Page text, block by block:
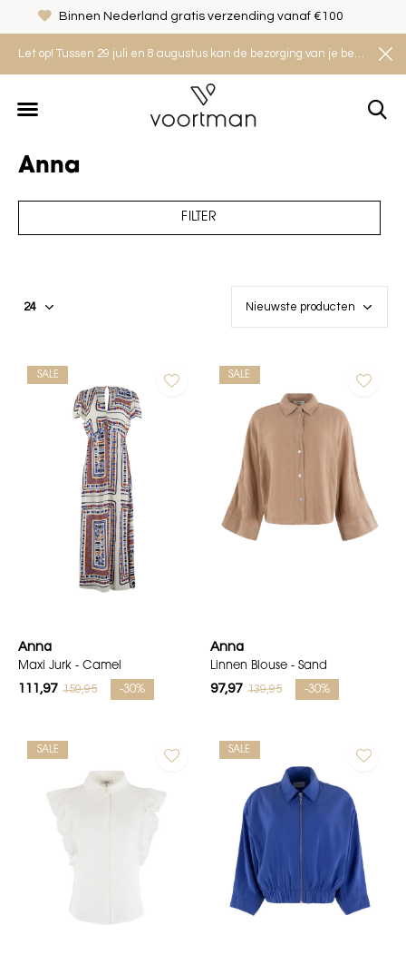
Let op! Tussen 29 juli en 8 augustus kan de bezorging van je bestelling iets langer duren. Houd rekening met een levertijd van 2 tot 4 werkdagen.
Veilig shoppen met het Thuiswinkel Waarborg
Anna
FILTER
SALE
Anna
Maxi Jurk - Camel
111,97 159,95 -30%
SALE
Anna
Linnen Blouse - Sand
97,97 139,95 -30%
SALE SALE